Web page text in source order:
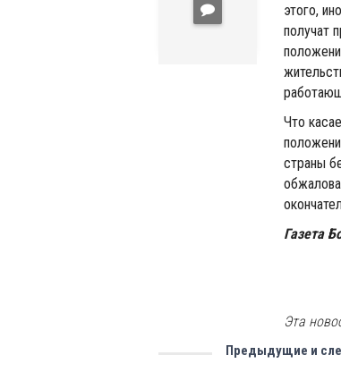
этого,
получат
Что
страны
Газета
Эта
Предыдущие и